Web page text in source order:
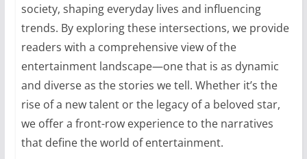
society, shaping everyday lives and influencing
trends. By exploring these intersections, we provide
readers with a comprehensive view of the
entertainment landscape—one that is as dynamic
and diverse as the stories we tell. Whether it’s the
rise of a new talent or the legacy of a beloved star,
we offer a front-row experience to the narratives
that define the world of entertainment.